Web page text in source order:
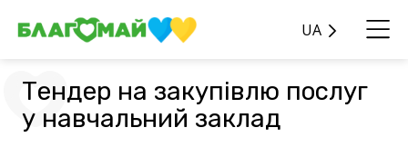
UA
Тендер на закупівлю послуг
у навчальний заклад